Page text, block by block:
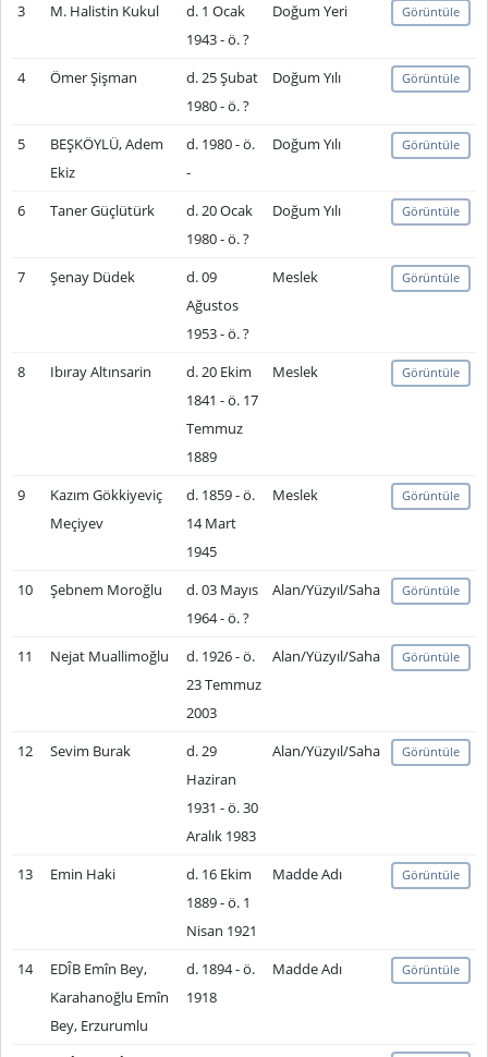
3 M. Halistin Kukul
d. 1 Ocak
1943 - ö. ?
Doğum Yeri Görüntüle
4 Ömer Şişman
d. 25 Şubat
1980 - ö. ?
Doğum Yılı Görüntüle
5
BEŞKÖYLÜ, Adem
Ekiz
d. 1980 - ö.
-
Doğum Yılı Görüntüle
6 Taner Güçlütürk
d. 20 Ocak
1980 - ö. ?
Doğum Yılı Görüntüle
7 Şenay Düdek
d. 09
Ağustos
1953 - ö. ?
Meslek Görüntüle
8 Ibıray Altınsarin
d. 20 Ekim
1841 - ö. 17
Temmuz
1889
Meslek Görüntüle
9
Kazım Gökkiyeviç
Meçiyev
d. 1859 - ö.
14 Mart
1945
Meslek Görüntüle
10 Şebnem Moroğlu
d. 03 Mayıs
1964 - ö. ?
Alan/Yüzyıl/Saha Görüntüle
11 Nejat Muallimoğlu
d. 1926 - ö.
23 Temmuz
2003
Alan/Yüzyıl/Saha Görüntüle
12 Sevim Burak
d. 29
Haziran
1931 - ö. 30
Aralık 1983
Alan/Yüzyıl/Saha Görüntüle
13 Emin Haki
d. 16 Ekim
1889 - ö. 1
Nisan 1921
Madde Adı Görüntüle
14
EDÎB Emîn Bey,
Karahanoğlu Emîn
Bey, Erzurumlu
d. 1894 - ö.
1918
Madde Adı Görüntüle